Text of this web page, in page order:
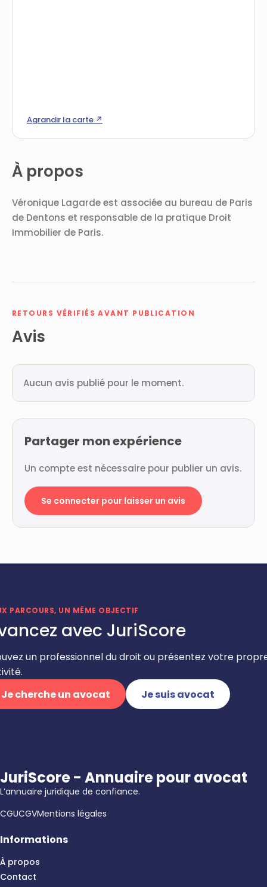
À propos
Véronique Lagarde est associée au bureau de Paris
de Dentons et responsable de la pratique Droit
Immobilier de Paris.
RETOURS VÉRIFIÉS AVANT PUBLICATION
Avis
Aucun avis publié pour le moment.
Partager mon expérience
Un compte est nécessaire pour publier un avis.
Se connecter pour laisser un avis
Agrandir la carte ↗
PARCOURS, UN MÊME OBJECTIF
avec JuriScore
un professionnel du droit ou présentez votre
Je cherche un avocat
Je suis avocat
JuriScore - Annuaire pour avocat
L’annuaire juridique de confiance.
CGUCGVMentions légales
Informations
À propos
Contact